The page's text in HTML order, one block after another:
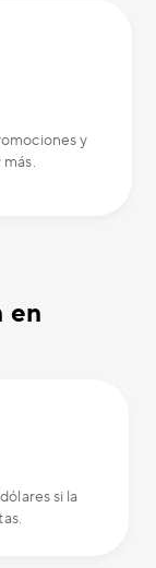
y
en
si la